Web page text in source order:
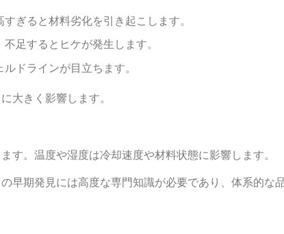
ぎると材料劣化を引き起こします。
足するとヒケが発生します。
ドラインが目立ちます。
大きく影響します。
す。温度や湿度は冷却速度や材料状態に影響します。
早期発見には高度な専門知識が必要であり、体系的な